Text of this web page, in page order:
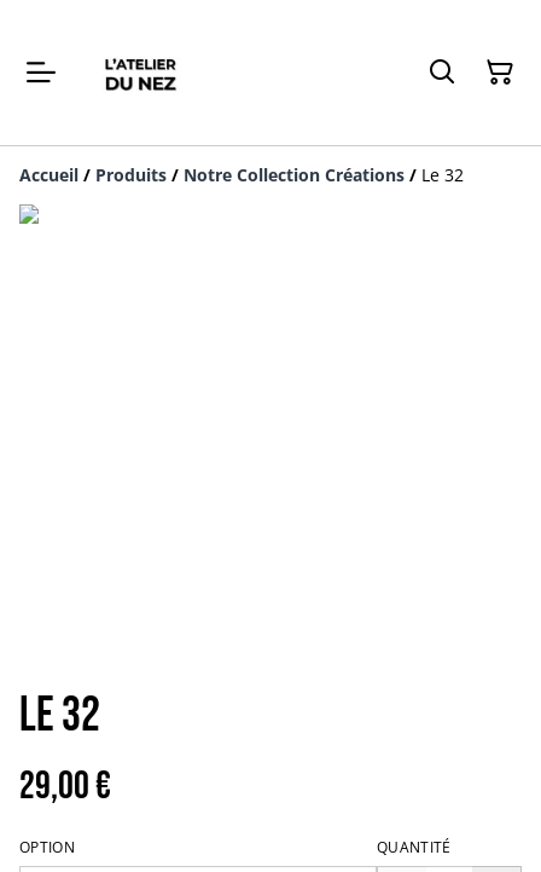
Accueil / Produits / Notre Collection Créations / Le 32
Le 32
29,00 €
OPTION QUANTITÉ